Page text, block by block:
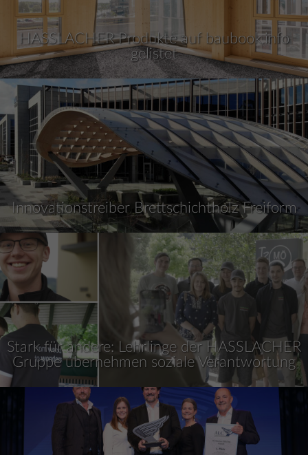
HASSLACHER Produkte auf baubook.info
gelistet
Innovationstreiber Brettschichtholz Freiform
Stark für andere: Lehrlinge der HASSLACHER
Gruppe übernehmen soziale Verantwortung